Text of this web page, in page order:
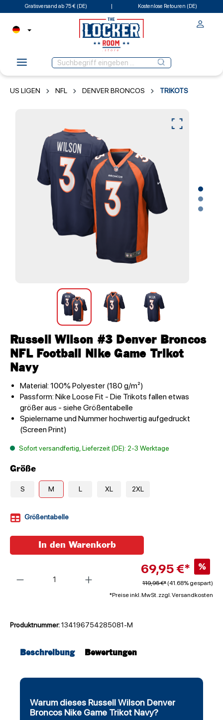
Gratisversand ab 75 € (DE) Kostenlose Retouren (DE)
US LIGEN NFL DENVER BRONCOS TRIKOTS
Russell Wilson #3 Denver Broncos
NFL Football Nike Game Trikot
Navy
Material: 100% Polyester (180 g/m²)
Passform: Nike Loose Fit - Die Trikots fallen etwas
größer aus - siehe Größentabelle
Spielername und Nummer hochwertig aufgedruckt
(Screen Print)
Sofort versandfertig, Lieferzeit (DE): 2-3 Werktage
Größe
S M L XL 2XL
Größentabelle
69,95 €* %
119,95 €* (41.68% gespart)
*Preise inkl. MwSt. zzgl. Versandkosten
In den Warenkorb
Produktnummer:134196754285081-M
Beschreibung Bewertungen
Warum dieses Russell Wilson Denver
Broncos Nike Game Trikot Navy?